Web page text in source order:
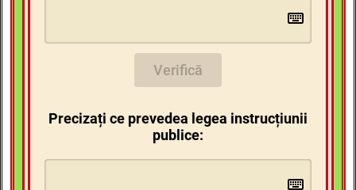
Verifică
Precizați ce prevedea legea instrucțiunii
publice: